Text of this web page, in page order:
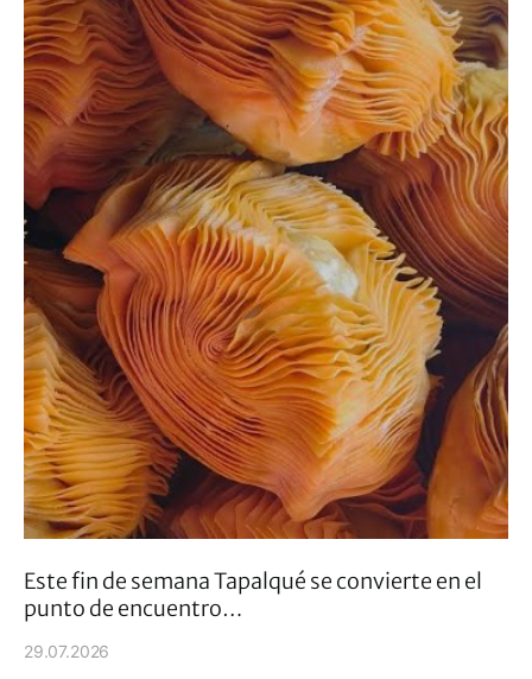
Este fin de semana Tapalqué se convierte en el
punto de encuentro…
29.07.2026